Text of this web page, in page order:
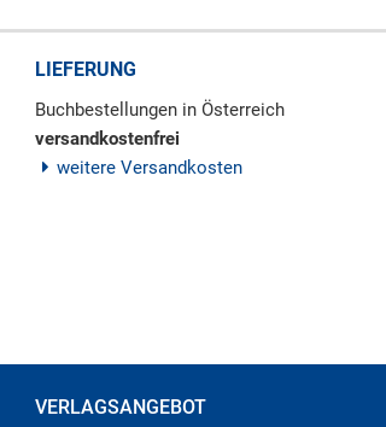
LIEFERUNG
Buchbestellungen in Österreich
versandkostenfrei
weitere Versandkosten
VERLAGSANGEBOT